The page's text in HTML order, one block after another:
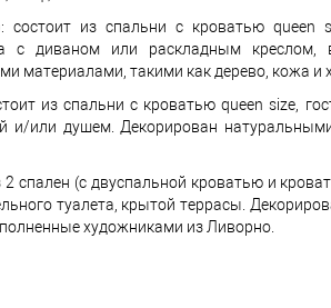
состоит из спальни с кроватью
с диваном или раскладным
материалами, такими как дерево, кожа и
из спальни с кроватью queen size,
и/или душем. Декорирован
спален (с двуспальной кроватью и
туалета, крытой террасы.
художниками из Ливорно.